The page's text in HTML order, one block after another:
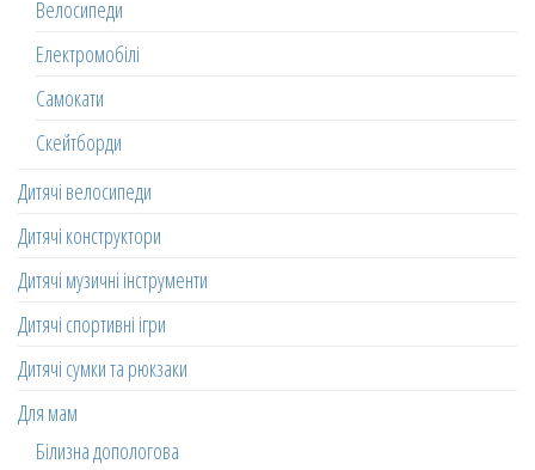
Велосипеди
Електромобілі
Самокати
Скейтборди
Дитячі велосипеди
Дитячі конструктори
Дитячі музичні інструменти
Дитячі спортивні ігри
Дитячі сумки та рюкзаки
Для мам
Білизна допологова